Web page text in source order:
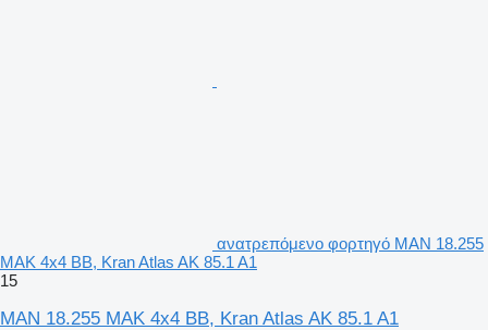
ανατρεπόμενο φορτηγό MAN 18.255
MAK 4x4 BB, Kran Atlas AK 85.1 A1
15
MAN 18.255 MAK 4x4 BB, Kran Atlas AK 85.1 A1